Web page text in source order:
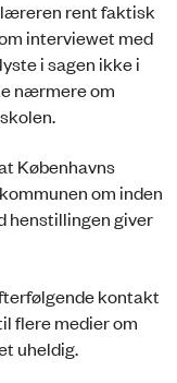
læreren rent faktisk
interviewet med
i sagen ikke i
nærmere om
Københavns
om inden
henstillingen giver
kontakt
flere medier om
uheldig.